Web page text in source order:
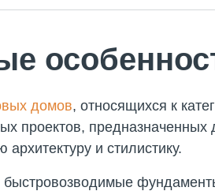
домов, относящихся к
проектов,
и стилистику.